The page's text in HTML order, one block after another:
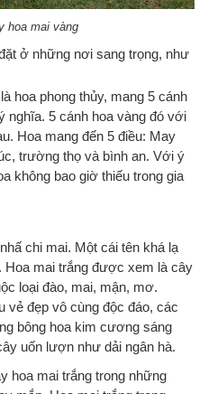
hoa mai vàng
ở những nơi sang trọng, như
hoa phong thủy, mang 5 cánh
nghĩa. 5 cánh hoa vàng đó với
Hoa mang đến 5 điều: May
trường thọ và bình an. Với ý
không bao giờ thiếu trong gia
chi mai. Một cái tên khá lạ
Hoa mai trắng được xem là cây
loại đào, mai, mận, mơ.
vẻ đẹp vô cùng độc đáo, các
bông hoa kim cương sáng
uốn lượn như dải ngân hà.
hoa mai trắng trong những